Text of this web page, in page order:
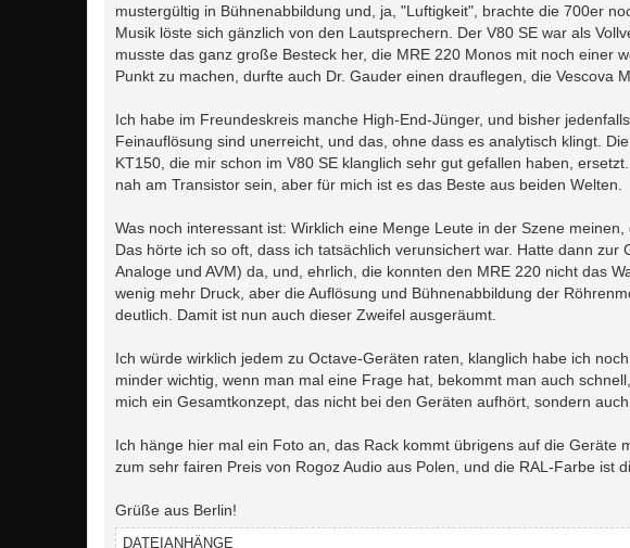
mustergültig in Bühnenabbildung und, ja, "Luftigkeit", brachte die 700er
Musik löste sich gänzlich von den Lautsprechern. Der V80 SE war als
musste das ganz große Besteck her, die MRE 220 Monos mit noch einer
Punkt zu machen, durfte auch Dr. Gauder einen drauflegen, die Vescova
Ich habe im Freundeskreis manche High-End-Jünger, und bisher
Feinauflösung sind unerreicht, und das, ohne dass es analytisch klingt.
KT150, die mir schon im V80 SE klanglich sehr gut gefallen haben,
nah am Transistor sein, aber für mich ist es das Beste aus beiden Welten.
Was noch interessant ist: Wirklich eine Menge Leute in der Szene
Das hörte ich so oft, dass ich tatsächlich verunsichert war. Hatte dann
Analoge und AVM) da, und, ehrlich, die konnten den MRE 220 nicht das
wenig mehr Druck, aber die Auflösung und Bühnenabbildung der
deutlich. Damit ist nun auch dieser Zweifel ausgeräumt.
Ich würde wirklich jedem zu Octave-Geräten raten, klanglich habe ich
minder wichtig, wenn man mal eine Frage hat, bekommt man auch
mich ein Gesamtkonzept, das nicht bei den Geräten aufhört, sondern
Ich hänge hier mal ein Foto an, das Rack kommt übrigens auf die Geräte
zum sehr fairen Preis von Rogoz Audio aus Polen, und die RAL-Farbe ist
Grüße aus Berlin!
DATEIANHÄNGE